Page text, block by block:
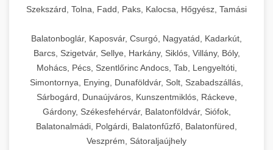
Szekszárd, Tolna, Fadd, Paks, Kalocsa, Hőgyész, Tamási
Balatonboglár, Kaposvár, Csurgó, Nagyatád, Kadarkút,
Barcs, Szigetvár, Sellye, Harkány, Siklós, Villány, Bóly,
Mohács, Pécs, Szentlőrinc Andocs, Tab, Lengyeltóti,
Simontornya, Enying, Dunaföldvár, Solt, Szabadszállás,
Sárbogárd, Dunaújváros, Kunszentmiklós, Ráckeve,
Gárdony, Székesfehérvár, Balatonföldvár, Siófok,
Balatonalmádi, Polgárdi, Balatonfűzfő, Balatonfüred,
Veszprém, Sátoraljaújhely